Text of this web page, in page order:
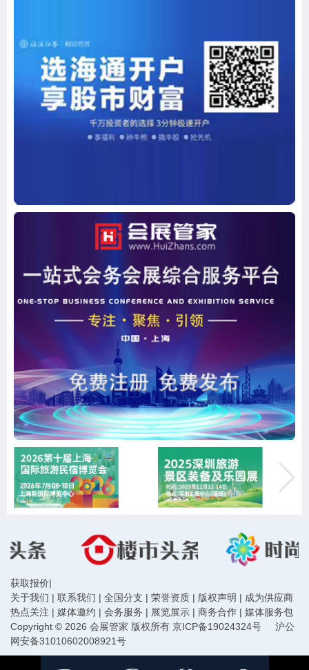
获取报价|
关于我们 | 联系我们 | 全国分支 | 荣誉资质 | 版权声明 | 成为供应商
热点关注 | 媒体邀约 | 会务服务 | 展览展示 | 商务合作 | 媒体服务包
Copyright © 2026 会展管家 版权所有 京ICP备19024324号
沪公
网安备31010602008921号